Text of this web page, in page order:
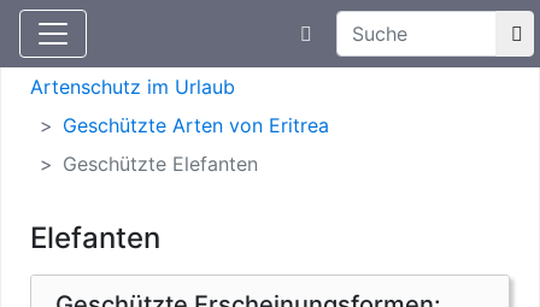
Aktuelle Meldungen
Suchtexteingabe
Artenschutz
Artenschutz im Urlaub
Geschützte Arten von Eritrea
Geschützte Elefanten
Elefanten